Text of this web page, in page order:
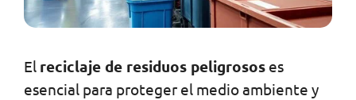
El reciclaje de residuos peligrosos es
esencial para proteger el medio ambiente y